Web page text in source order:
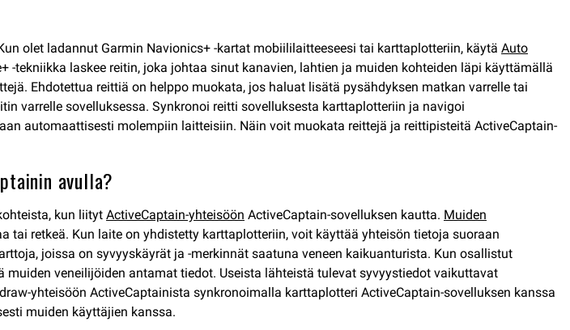
olet ladannut Garmin Navionics+ -kartat mobiililaitteeseesi tai karttaplotteriin, käytä Auto
tekniikka laskee reitin, joka johtaa sinut kanavien, lahtien ja muiden kohteiden läpi käyttämällä
Ehdotettua reittiä on helppo muokata, jos haluat lisätä pysähdyksen matkan varrelle tai
varrelle sovelluksessa. Synkronoi reitti sovelluksesta karttaplotteriin ja navigoi
automaattisesti molempiin laitteisiin. Näin voit muokata reittejä ja reittipisteitä ActiveCaptain-
avulla?
kun liityt ActiveCaptain-yhteisöön ActiveCaptain-sovelluksen kautta. Muiden
retkeä. Kun laite on yhdistetty karttaplotteriin, voit käyttää yhteisön tietoja suoraan
joissa on syvyyskäyrät ja -merkinnät saatuna veneen kaikuanturista. Kun osallistut
veneilijöiden antamat tiedot. Useista lähteistä tulevat syvyystiedot vaikuttavat
yhteisöön ActiveCaptainista synkronoimalla karttaplotteri ActiveCaptain-sovelluksen kanssa
muiden käyttäjien kanssa.